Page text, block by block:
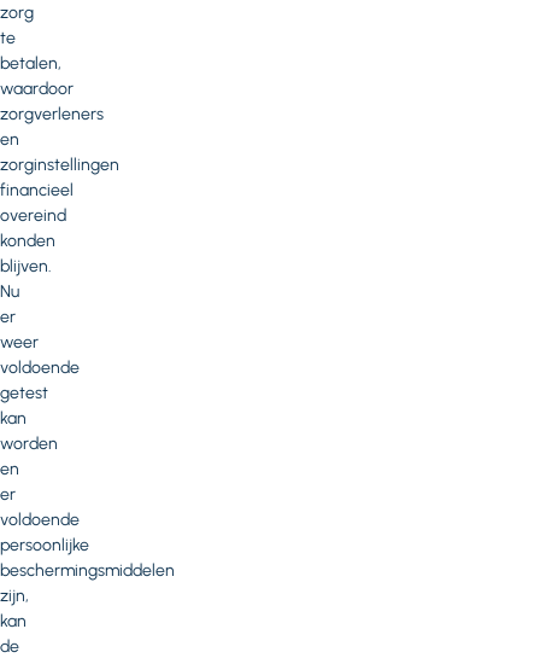
zorg
te
betalen,
waardoor
zorgverleners
en
zorginstellingen
financieel
overeind
konden
blijven.
Nu
er
weer
voldoende
getest
kan
worden
en
er
voldoende
persoonlijke
beschermingsmiddelen
zijn,
kan
de